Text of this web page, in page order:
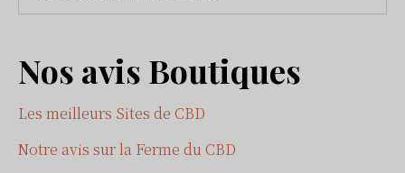
dans
site
Nos avis Boutiques
Les meilleurs Sites de CBD
Notre avis sur la Ferme du CBD